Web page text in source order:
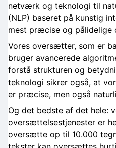
netværk og teknologi til
(NLP) baseret på kunstig
mest præcise og pålidelige
Vores oversætter, som er
bruger avancerede
forstå strukturen og
teknologi sikrer også, at
er præcise, men også
Og det bedste af det hele:
oversættelsestjenester er
oversætte op til 10.000